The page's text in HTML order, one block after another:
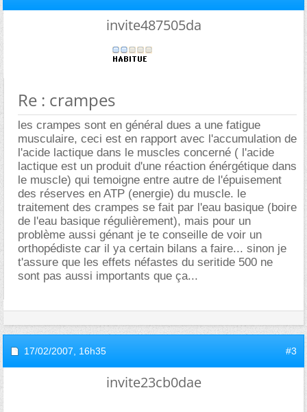
invite487505da
Re : crampes
les crampes sont en général dues a une fatigue
musculaire, ceci est en rapport avec l'accumulation de
l'acide lactique dans le muscles concerné ( l'acide
lactique est un produit d'une réaction énérgétique dans
le muscle) qui temoigne entre autre de l'épuisement
des réserves en ATP (energie) du muscle. le
traitement des crampes se fait par l'eau basique (boire
de l'eau basique régulièrement), mais pour un
problème aussi génant je te conseille de voir un
orthopédiste car il ya certain bilans a faire... sinon je
t'assure que les effets néfastes du seritide 500 ne
sont pas aussi importants que ça...
17/02/2007, 16h35 #3
invite23cb0dae